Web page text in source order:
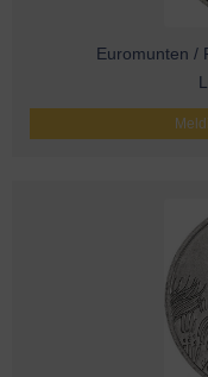
Euromunten /